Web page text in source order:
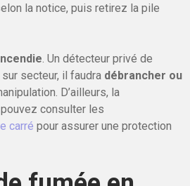
la notice, puis retirez la pile
. Un détecteur privé de
secteur, il faudra débrancher ou
D’ailleurs, la
consulter les
carré pour assurer une protection